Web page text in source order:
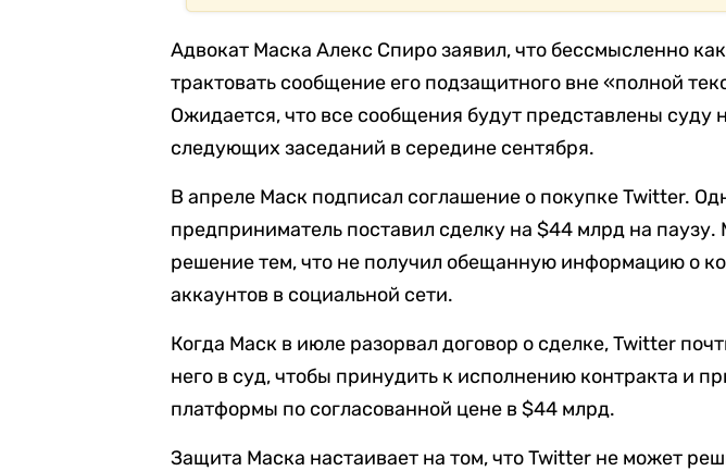
Адвокат Маска Алекс Спиро заявил, что бессмысленно
трактовать сообщение его подзащитного вне «полной
Ожидается, что все сообщения будут представлены суду
следующих заседаний в середине сентября.
В апреле Маск подписал соглашение о покупке Twitter.
предприниматель поставил сделку на $44 млрд на паузу.
решение тем, что не получил обещанную информацию о
аккаунтов в социальной сети.
Когда Маск в июле разорвал договор о сделке, Twitter
него в суд, чтобы принудить к исполнению контракта и
платформы по согласованной цене в $44 млрд.
Защита Маска настаивает на том, что Twitter не может